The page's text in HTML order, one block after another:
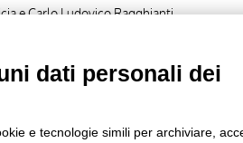
e Carlo Ludovico Ragghianti
decorata, Motivi decorativi geometrici e
dati personali dei
e tecnologie simili per archiviare,